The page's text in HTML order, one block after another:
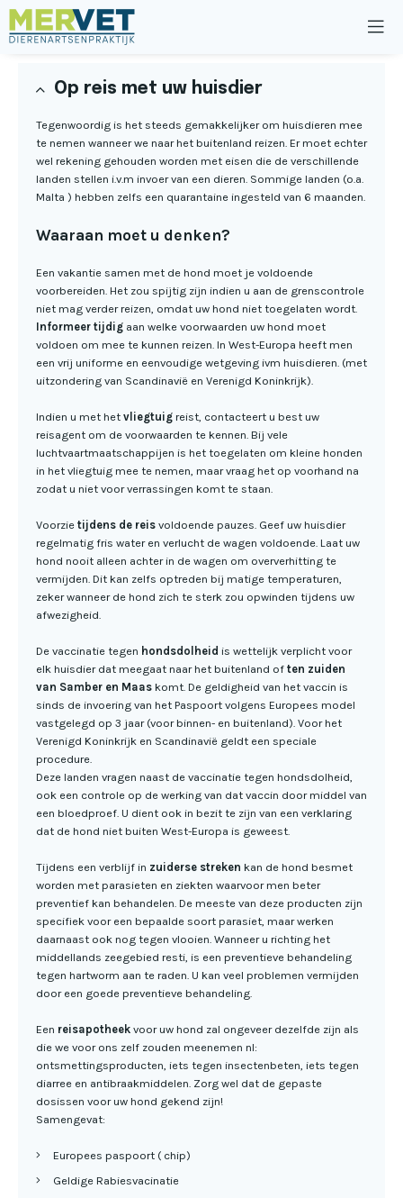
Op reis met uw huisdier
Tegenwoordig is het steeds gemakkelijker om huisdieren mee
te nemen wanneer we naar het buitenland reizen. Er moet echter
wel rekening gehouden worden met eisen die de verschillende
landen stellen i.v.m invoer van een dieren. Sommige landen (o.a.
Malta ) hebben zelfs een quarantaine ingesteld van 6 maanden.
Waaraan moet u denken?
Een vakantie samen met de hond moet je voldoende
voorbereiden. Het zou spijtig zijn indien u aan de grenscontrole
niet mag verder reizen, omdat uw hond niet toegelaten wordt.
Informeer tijdig aan welke voorwaarden uw hond moet
voldoen om mee te kunnen reizen. In West-Europa heeft men
een vrij uniforme en eenvoudige wetgeving ivm huisdieren. (met
uitzondering van Scandinavië en Verenigd Koninkrijk).
Indien u met het vliegtuig reist, contacteert u best uw
reisagent om de voorwaarden te kennen. Bij vele
luchtvaartmaatschappijen is het toegelaten om kleine honden
in het vliegtuig mee te nemen, maar vraag het op voorhand na
zodat u niet voor verrassingen komt te staan.
Voorzie tijdens de reis voldoende pauzes. Geef uw huisdier
regelmatig fris water en verlucht de wagen voldoende. Laat uw
hond nooit alleen achter in de wagen om oververhitting te
vermijden. Dit kan zelfs optreden bij matige temperaturen,
zeker wanneer de hond zich te sterk zou opwinden tijdens uw
afwezigheid.
De vaccinatie tegen hondsdolheid is wettelijk verplicht voor
elk huisdier dat meegaat naar het buitenland of ten zuiden
van Samber en Maas komt. De geldigheid van het vaccin is
sinds de invoering van het Paspoort volgens Europees model
vastgelegd op 3 jaar (voor binnen- en buitenland). Voor het
Verenigd Koninkrijk en Scandinavië geldt een speciale
procedure.
Deze landen vragen naast de vaccinatie tegen hondsdolheid,
ook een controle op de werking van dat vaccin door middel van
een bloedproef. U dient ook in bezit te zijn van een verklaring
dat de hond niet buiten West-Europa is geweest.
Tijdens een verblijf in zuiderse streken kan de hond besmet
worden met parasieten en ziekten waarvoor men beter
preventief kan behandelen. De meeste van deze producten zijn
specifiek voor een bepaalde soort parasiet, maar werken
daarnaast ook nog tegen vlooien. Wanneer u richting het
middellands zeegebied resti, is een preventieve behandeling
tegen hartworm aan te raden. U kan veel problemen vermijden
door een goede preventieve behandeling.
Een reisapotheek voor uw hond zal ongeveer dezelfde zijn als
die we voor ons zelf zouden meenemen nl:
ontsmettingsproducten, iets tegen insectenbeten, iets tegen
diarree en antibraakmiddelen. Zorg wel dat de gepaste
dosissen voor uw hond gekend zijn!
Samengevat:
Europees paspoort ( chip)
Geldige Rabiesvacinatie